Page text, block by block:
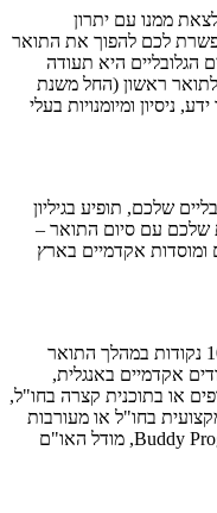
ממנו עם יתרון
לכם להפוך את התואר
הגלובליים היא תעודה
לתואר ראשון (החל משנת
ניסיון ומיומנויות בעלי
שלכם, תופיע בגיליון
שלכם עם סיום התואר –
ומוסדות אקדמיים בארץ
צוברים לפחות 10 נקודות במהלך התואר
אקדמיים באנגלית,
או בתוכנית קצרה בחו"ל,
בחו"ל או מעורבות
בפעילויות בינלאומיות בקמפוס (כמו ה-Buddy Program, מודל האו"ם